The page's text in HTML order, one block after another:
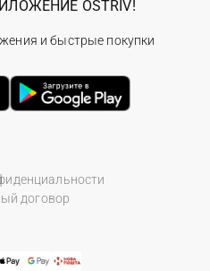
договор
OSTRIV!
и быстрые покупки